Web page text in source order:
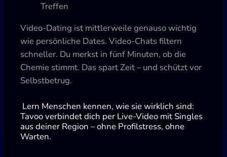
Treffen
Video-Dating ist mittlerweile genauso wichtig
wie persönliche Dates. Video-Chats filtern
schneller. Du merkst in fünf Minuten, ob die
Chemie stimmt. Das spart Zeit – und schützt vor
Selbstbetrug.
Lern Menschen kennen, wie sie wirklich sind:
Tavoo verbindet dich per Live-Video mit Singles
aus deiner Region – ohne Profilstress, ohne
Warten.